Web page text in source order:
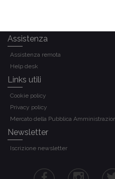
Assistenza
Assistenza remota
Help desk
Links utili
Cookie policy
Privacy policy
Mercato della Pubblica
Newsletter
Iscrizione newsletter